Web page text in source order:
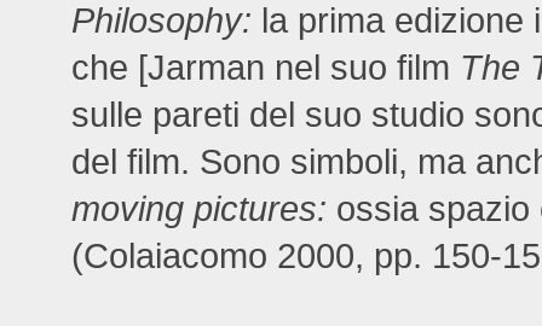
Philosophy: la prima edizione
che [Jarman nel suo film The
sulle pareti del suo studio
del film. Sono simboli, ma
moving pictures: ossia spazio
(Colaiacomo 2000, pp. 150-